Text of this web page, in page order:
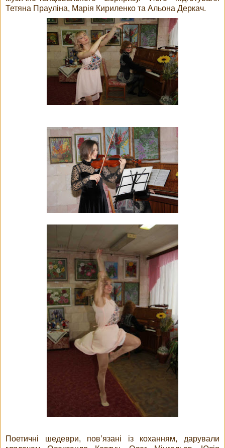
Тетяна Прауліна, Марія Кириленко та Альона Деркач.
Поетичні шедеври, пов’язані із коханням, дарували